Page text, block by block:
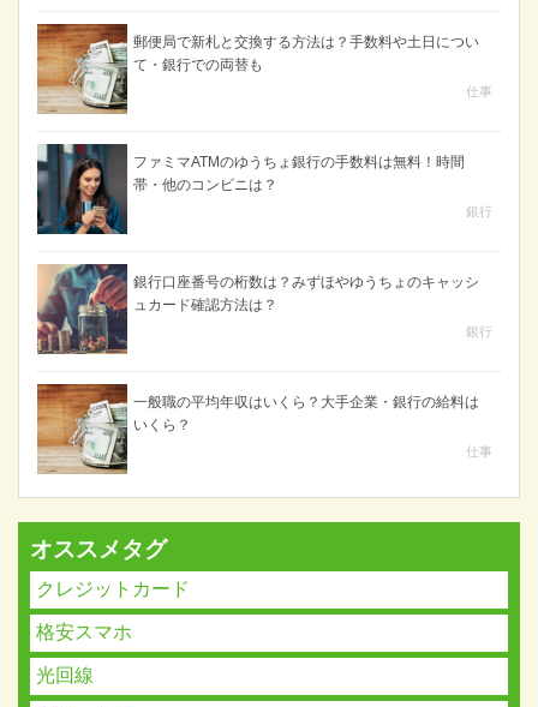
郵便局で新札と交換する方法は？手数料や土日につい
て・銀行での両替も
仕事
ファミマATMのゆうちょ銀行の手数料は無料！時間
帯・他のコンビニは？
銀行
銀行口座番号の桁数は？みずほやゆうちょのキャッシ
ュカード確認方法は？
銀行
一般職の平均年収はいくら？大手企業・銀行の給料は
いくら？
仕事
オススメタグ
クレジットカード
格安スマホ
光回線